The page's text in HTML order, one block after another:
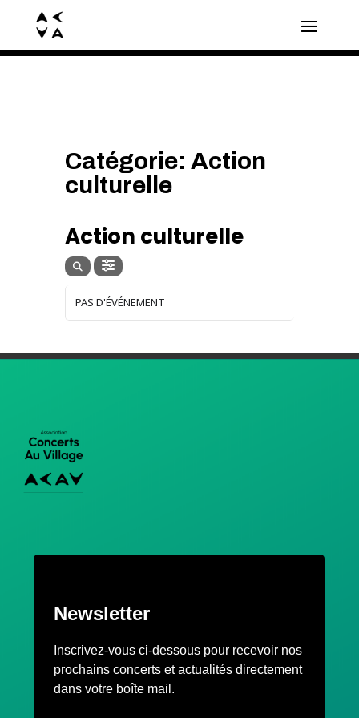
Catégorie: Action
culturelle
Action culturelle
PAS D'ÉVÉNEMENT